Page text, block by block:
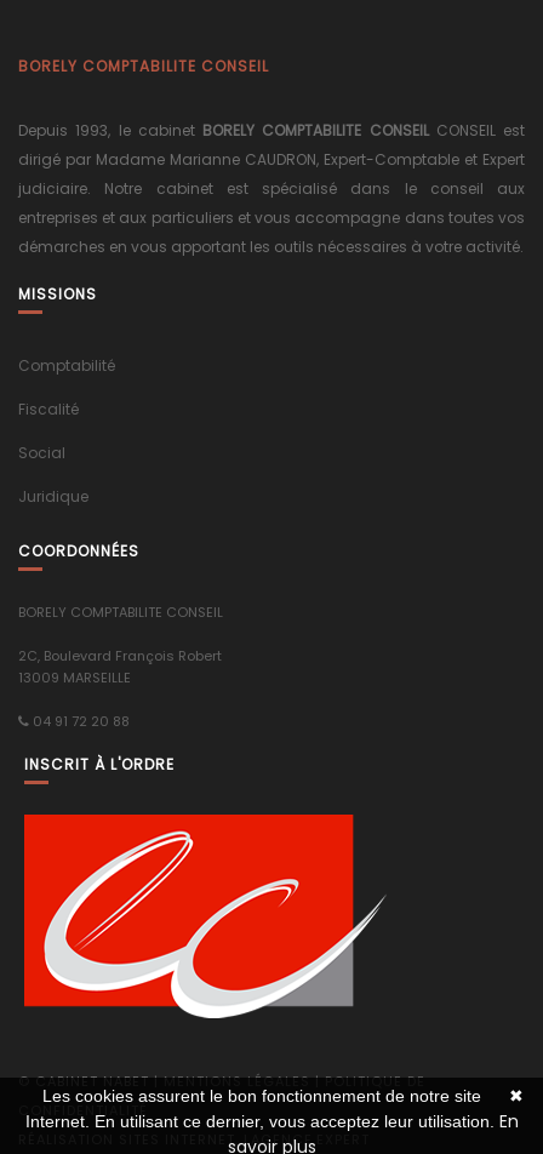
BORELY COMPTABILITE CONSEIL
Depuis 1993, le cabinet BORELY COMPTABILITE CONSEILCONSEIL est
dirigé par Madame Marianne CAUDRON, Expert-Comptable et Expert
judiciaire. Notre cabinet est spécialisé dans le conseil aux
entreprises et aux particuliers et vous accompagne dans toutes vos
démarches en vous apportant les outils nécessaires à votre activité.
MISSIONS
Comptabilité
Fiscalité
Social
Juridique
COORDONNÉES
BORELY COMPTABILITE CONSEIL
2C, Boulevard François Robert
13009 MARSEILLE
04 91 72 20 88
INSCRIT À L'ORDRE
© CABINET NABET |MENTIONS LÉGALES|POLITIQUE DE
RÉALISATION SITES INTERNET,LAGENCE.EXPERT
✖
Les cookies assurent le bon fonctionnement de notre site
Internet. En utilisant ce dernier, vous acceptez leur utilisation. En
savoir plus